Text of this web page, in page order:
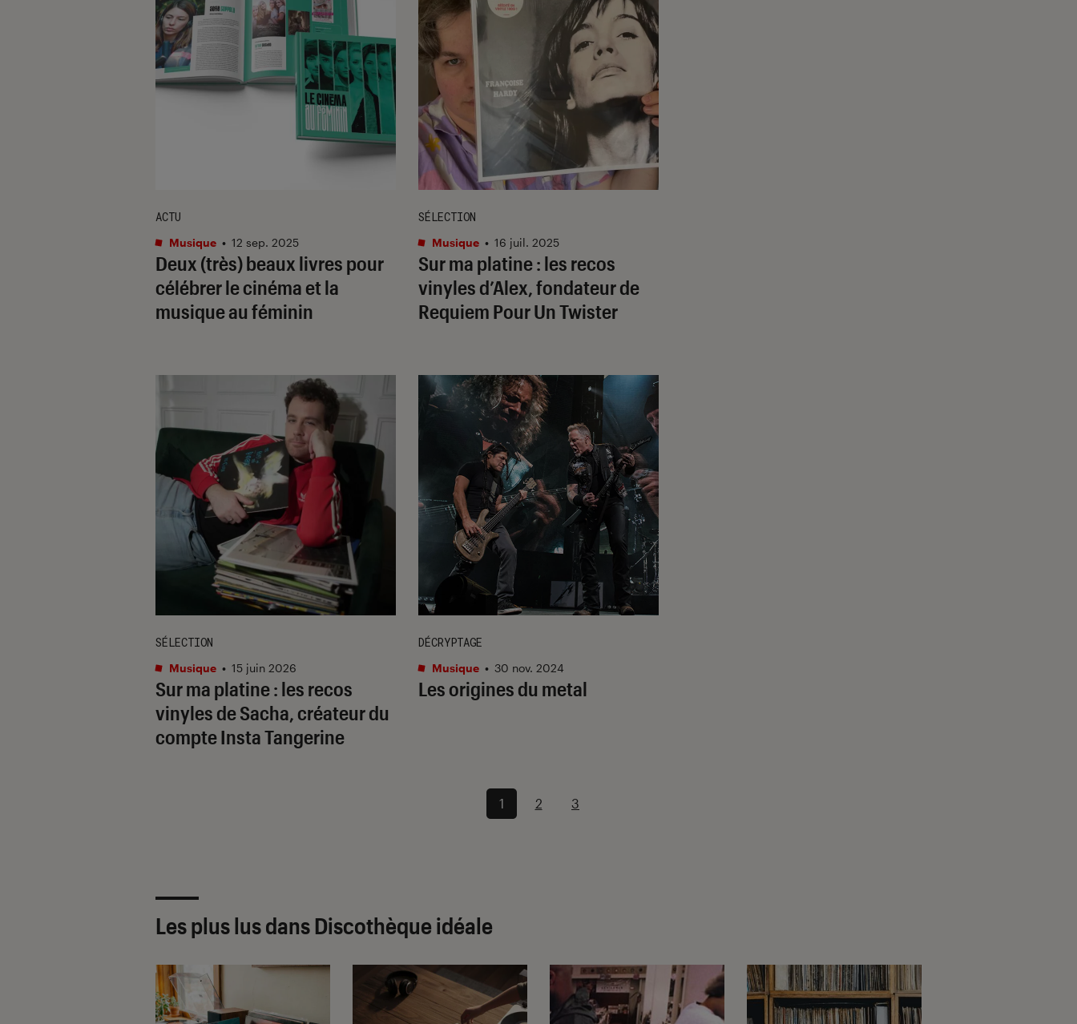
Deux (très) beaux livres pour
célébrer le cinéma et la
musique au féminin
ACTU
Musique • 12 sep. 2025
Sur ma platine : les recos
vinyles d’Alex, fondateur de
Requiem Pour Un Twister
SÉLECTION
Musique • 16 juil. 2025
Sur ma platine : les recos
vinyles de Sacha, créateur du
compte Insta Tangerine
SÉLECTION
Musique • 15 juin 2026
Les origines du metal
DÉCRYPTAGE
Musique • 30 nov. 2024
1 2 3
Les plus lus dans Discothèque idéale